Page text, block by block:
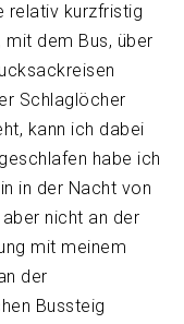
relativ kurzfristig
mit dem Bus, über
Schlaglöcher
kann ich dabei
habe ich
in der Nacht von
nicht an der
mit meinem
der
Bussteig